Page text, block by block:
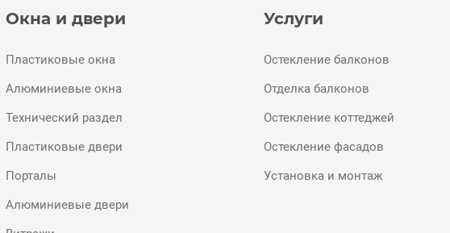
Окна и двери
Пластиковые окна
Алюминиевые окна
Технический раздел
Пластиковые двери
Порталы
Алюминиевые двери
Услуги
Остекление балконов
Отделка балконов
Остекление коттеджей
Остекление фасадов
Установка и монтаж